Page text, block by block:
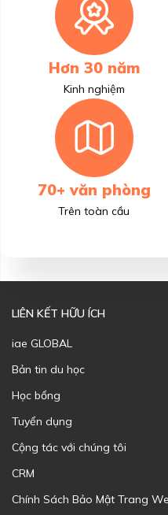
Hơn 30 năm
Kinh nghiệm
70+ văn phòng
Trên toàn cầu
LIÊN KẾT HỮU ÍCH
iae GLOBAL
Bản tin du học
Học bổng
Tuyển dụng
Cộng tác với chúng tôi
CRM
Chính Sách Bảo Mật Trang